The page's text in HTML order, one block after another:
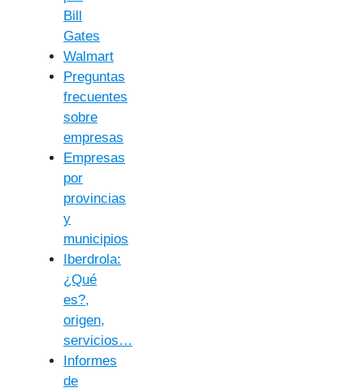
Bill
Gates
Walmart
Preguntas
frecuentes
sobre
empresas
Empresas
por
provincias
y
municipios
Iberdrola:
¿Qué
es?,
origen,
servicios…
Informes
de